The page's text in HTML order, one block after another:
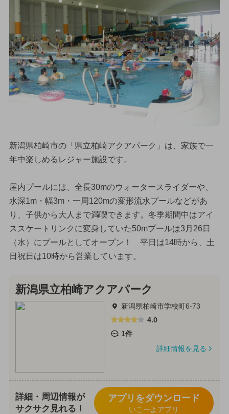
新潟県柏崎市の「県立柏崎アクアパーク」は、家族で一
年中楽しめるレジャー施設です。
屋内プールには、全長30mのウォータースライダーや、
水深1m・幅3m・一周120mの変形流水プールなどがあ
り、子供から大人まで満喫できます。冬季期間中はアイ
ススケートリンクに変身していた50mプールは3月26日
（水）にプールとしてオープン！ 平日は14時から、土
日祝日は10時から営業しています。
新潟県立柏崎アクアパーク
新潟県柏崎市学校町6-73
4.0
1件
詳細情報を見る
詳細・周辺情報が
サクサク見れる！
アプリをダウンロード
いこーよアプリ